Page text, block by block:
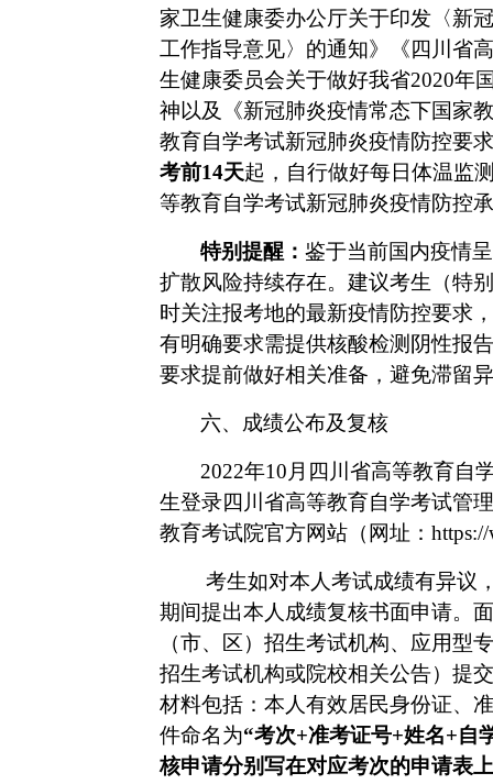
家卫生健康委办公厅关于印发〈新
工作指导意见〉的通知》《四川省
生健康委员会关于做好我省2020年
神以及《新冠肺炎疫情常态下国家
教育自学考试新冠肺炎疫情防控要
考前14天起，自行做好每日体温监
等教育自学考试新冠肺炎疫情防控
特别提醒： 鉴于当前国内疫情
扩散风险持续存在。建议考生（特
时关注报考地的最新疫情防控要求
有明确要求需提供核酸检测阴性报
要求提前做好相关准备，避免滞留
六、成绩公布及复核
2022年10月四川省高等教育自
生登录四川省高等教育自学考试管
教育考试院官方网站（网址：https://
考生如对本人考试成绩有异议
期间提出本人成绩复核书面申请。
（市、区）招生考试机构、应用型
招生考试机构或院校相关公告）提
材料包括：本人有效居民身份证、
件命名为“考次+准考证号+姓名+自
核申请分别写在对应考次的申请表